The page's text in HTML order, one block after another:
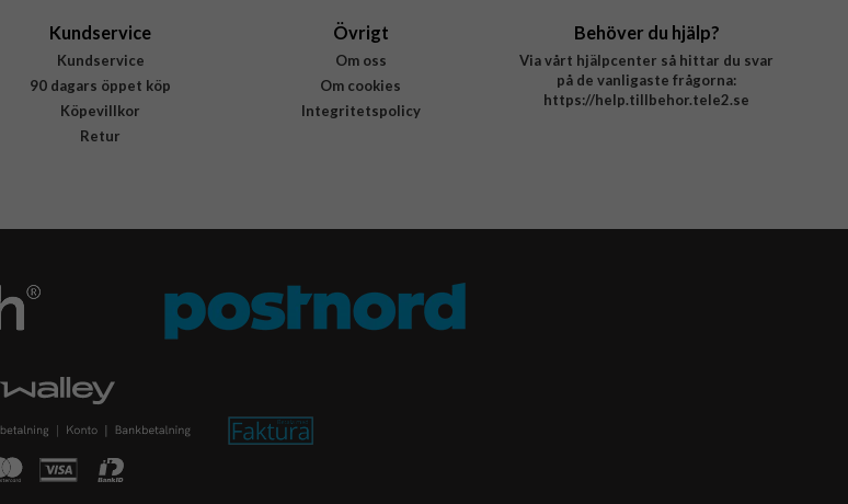
Kundservice
Kundservice
90 dagars öppet köp
Köpevillkor
Retur
Övrigt
Om oss
Om cookies
Integritetspolicy
Behöver du hjälp?
Via vårt hjälpcenter så hittar du svar
på de vanligaste frågorna:
https://help.tillbehor.tele2.se